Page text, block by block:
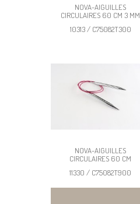
NOVA-AIGUILLES
CIRCULAIRES 60 CM 3 MM
10313 / C75082T300
NOVA-AIGUILLES
CIRCULAIRES 60 CM
11330 / C75082T900